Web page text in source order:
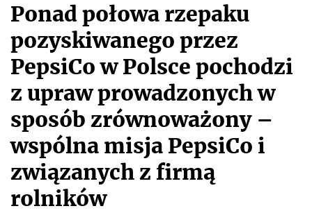
Ponad połowa rzepaku
pozyskiwanego przez
PepsiCo w Polsce pochodzi
z upraw prowadzonych w
sposób zrównoważony –
wspólna misja PepsiCo i
związanych z firmą
rolników